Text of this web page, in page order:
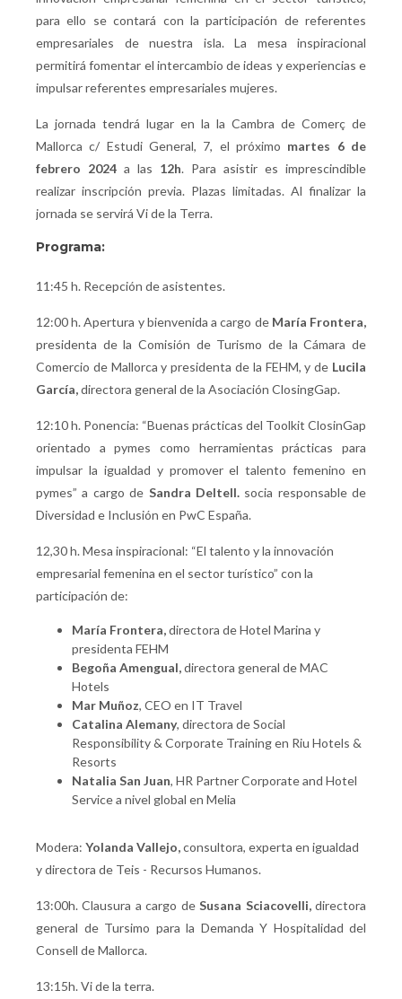
para ello se contará con la participación de referentes
empresariales de nuestra isla. La mesa inspiracional
permitirá fomentar el intercambio de ideas y experiencias e
impulsar referentes empresariales mujeres.
La jornada tendrá lugar en la la Cambra de Comerç de
Mallorca c/ Estudi General, 7, el próximo martes 6 de
febrero 2024 a las 12h. Para asistir es imprescindible
realizar inscripción previa. Plazas limitadas. Al finalizar la
jornada se servirá Vi de la Terra.
Programa:
11:45 h. Recepción de asistentes.
12:00 h. Apertura y bienvenida a cargo de María Frontera,
presidenta de la Comisión de Turismo de la Cámara de
Comercio de Mallorca y presidenta de la FEHM, y de Lucila
García,directora general de la Asociación ClosingGap.
12:10 h. Ponencia: “Buenas prácticas del Toolkit ClosinGap
orientado a pymes como herramientas prácticas para
impulsar la igualdad y promover el talento femenino en
pymes” a cargo de Sandra Deltell. socia responsable de
Diversidad e Inclusión en PwC España.
12,30 h. Mesa inspiracional: “El talento y la innovación
empresarial femenina en el sector turístico” con la
participación de:
María Frontera,directora de Hotel Marina y
presidenta FEHM
Begoña Amengual,directora general de MAC
Hotels
Mar Muñoz, CEO en IT Travel
Catalina Alemany, directora de Social
Responsibility & Corporate Training en Riu Hotels &
Resorts
Natalia San Juan, HR Partner Corporate and Hotel
Service a nivel global en Melia
Modera: Yolanda Vallejo,consultora, experta en igualdad
y directora de Teis - Recursos Humanos.
13:00h. Clausura a cargo deSusana Sciacovelli,directora
general de Tursimo para la Demanda Y Hospitalidad del
Consell de Mallorca.
13:15h. Vi de la terra.